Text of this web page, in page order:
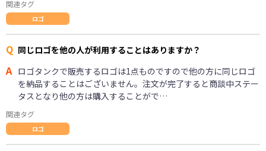
関連タグ
ロゴ
Q 同じロゴを他の人が利用することはありますか？
A ロゴタンクで販売するロゴは1点ものですので他の方に同じロゴ
を納品することはございません。注文が完了すると商談中ステー
タスとなり他の方は購入することがで…
関連タグ
ロゴ